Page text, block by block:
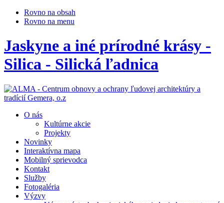
Rovno na obsah
Rovno na menu
Jaskyne a iné prírodné krásy -
Silica - Silická ľadnica
O nás
Kultúrne akcie
Projekty
Novinky
Interaktívna mapa
Mobilný sprievodca
Kontakt
Služby
Fotogaléria
Výzvy